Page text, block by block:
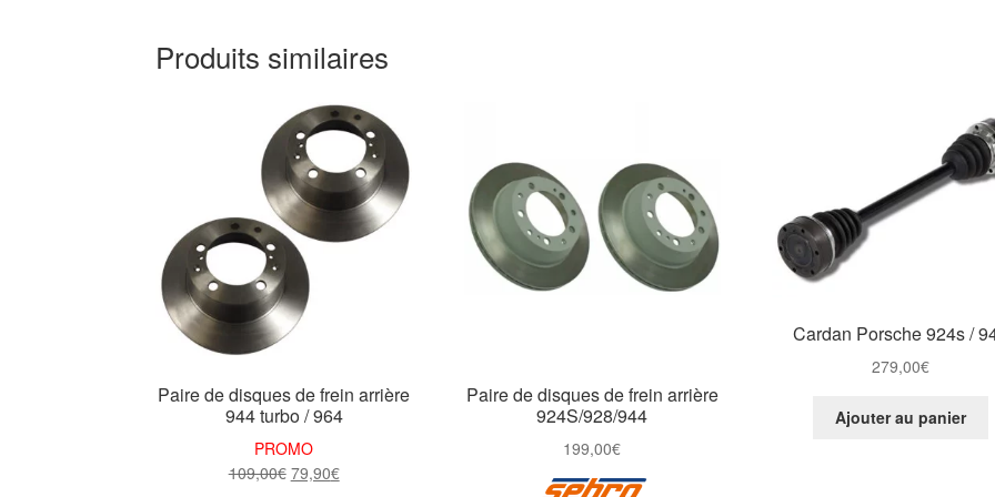
Produits similaires
Paire de disques de frein arrière
944 turbo / 964
PROMO
109,00€ Le
79,90€Le
Paire de disques de frein arrière
924S/928/944
199,00€
Cardan Porsche 924s /
279,00€
Ajouter au panier